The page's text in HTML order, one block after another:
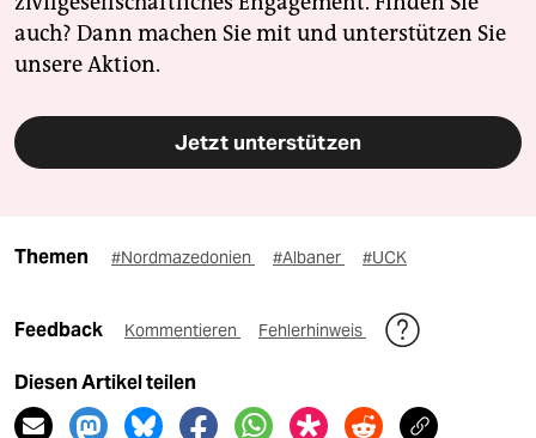
auch? Dann machen Sie mit und unterstützen Sie
unsere Aktion.
Jetzt unterstützen
Themen #Nordmazedonien #Albaner #UCK
Feedback Kommentieren Fehlerhinweis
Diesen Artikel teilen